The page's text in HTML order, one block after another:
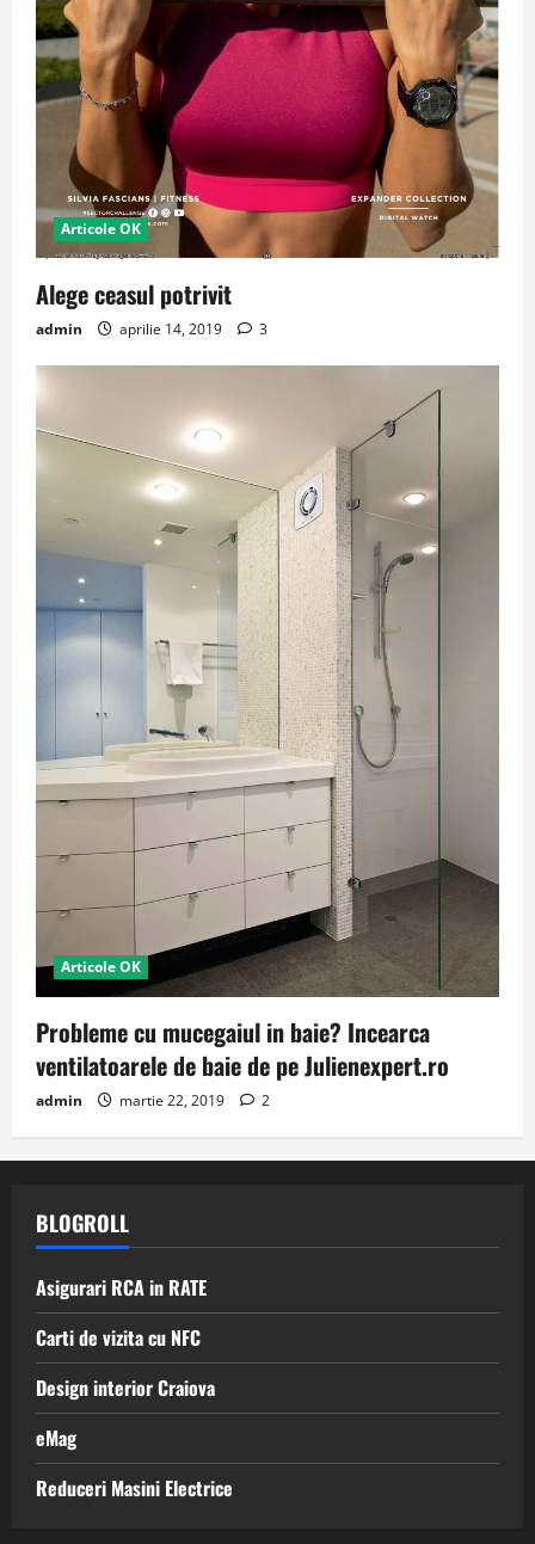
Articole OK
Alege ceasul potrivit
admin aprilie 14, 2019 3
Articole OK
Probleme cu mucegaiul in baie? Incearca
ventilatoarele de baie de pe Julienexpert.ro
admin martie 22, 2019 2
BLOGROLL
Asigurari RCA in RATE
Carti de vizita cu NFC
Design interior Craiova
eMag
Reduceri Masini Electrice